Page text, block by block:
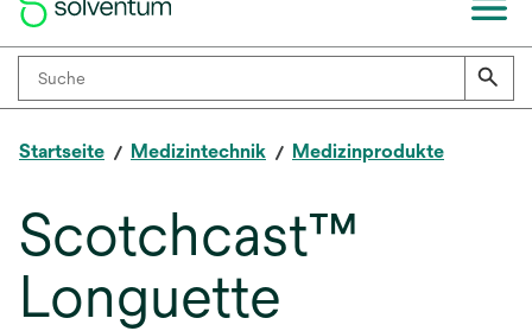
Startseite Medizintechnik Medizinprodukte
Scotchcast™
Longuette